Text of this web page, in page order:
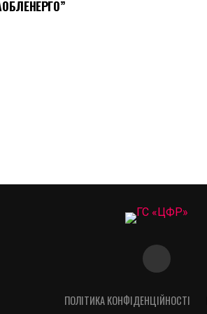
ПОЛІТИКА КОНФІДЕНЦІЙНОСТІ